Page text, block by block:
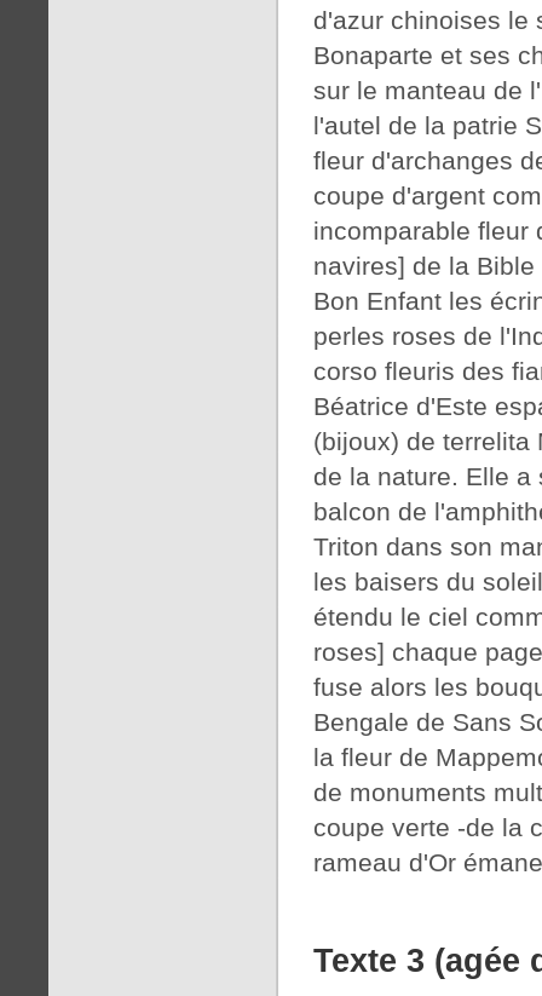
d'azur chinoises le
Bonaparte et ses
sur le manteau de
l'autel de la patrie
fleur d'archanges
coupe d'argent
incomparable fleur
navires] de la
Bon Enfant les
perles roses de
corso fleuris des
Béatrice d'Este
(bijoux) de terrelita
de la nature. Elle
balcon de
Triton dans son
les baisers du
étendu le ciel
roses] chaque
fuse alors les
Bengale de Sans
la fleur de
de monuments
coupe verte -de la
rameau d'Or
Texte 3 (agée